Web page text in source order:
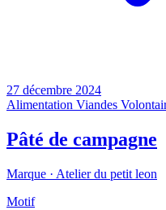
27 décembre 2024
Alimentation Viandes
Pâté de campagne
Marque · Atelier du petit leon
Motif